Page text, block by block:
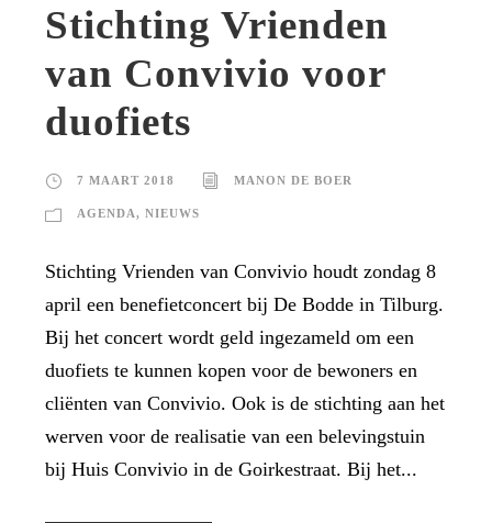
Stichting Vrienden
van Convivio voor
duofiets
7 MAART 2018 MANON DE BOER
AGENDA, NIEUWS
Stichting Vrienden van Convivio houdt zondag 8
april een benefietconcert bij De Bodde in Tilburg.
Bij het concert wordt geld ingezameld om een
duofiets te kunnen kopen voor de bewoners en
cliënten van Convivio. Ook is de stichting aan het
werven voor de realisatie van een belevingstuin
bij Huis Convivio in de Goirkestraat. Bij het...